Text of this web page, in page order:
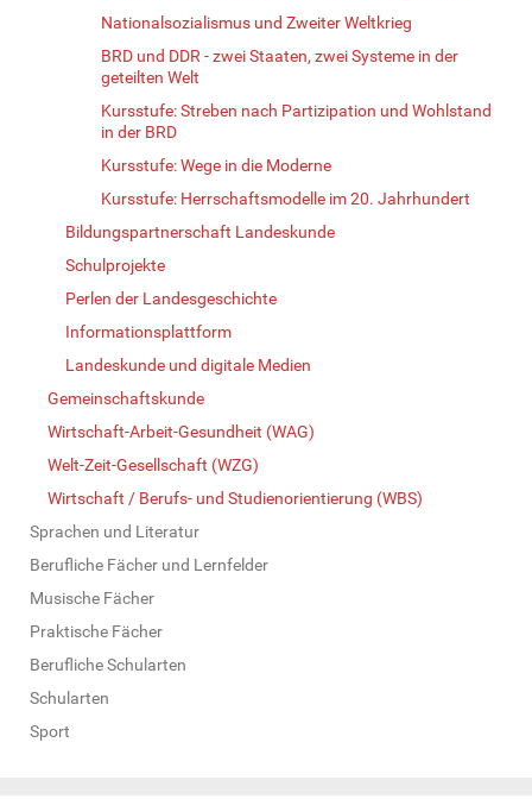
Nationalsozialismus und Zweiter Weltkrieg
BRD und DDR - zwei Staaten, zwei Systeme in der
geteilten Welt
Kursstufe: Streben nach Partizipation und Wohlstand
in der BRD
Kursstufe: Wege in die Moderne
Kursstufe: Herrschaftsmodelle im 20. Jahrhundert
Bildungspartnerschaft Landeskunde
Schulprojekte
Perlen der Landesgeschichte
Informationsplattform
Landeskunde und digitale Medien
Gemeinschaftskunde
Wirtschaft-Arbeit-Gesundheit (WAG)
Welt-Zeit-Gesellschaft (WZG)
Wirtschaft / Berufs- und Studienorientierung (WBS)
Sprachen und Literatur
Berufliche Fächer und Lernfelder
Musische Fächer
Praktische Fächer
Berufliche Schularten
Schularten
Sport